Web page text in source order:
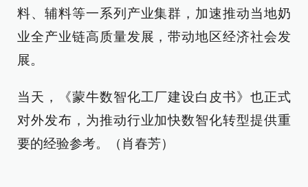
料、辅料等一系列产业集群，加速推动当地奶
业全产业链高质量发展，带动地区经济社会发
展。
当天，《蒙牛数智化工厂建设白皮书》也正式
对外发布，为推动行业加快数智化转型提供重
要的经验参考。（肖春芳）